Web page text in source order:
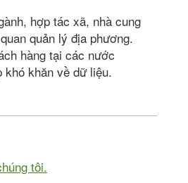
hợp tác xã, nhà cung
quản lý địa phương.
hàng tại các nước
khó khăn về dữ liệu.
tôi.